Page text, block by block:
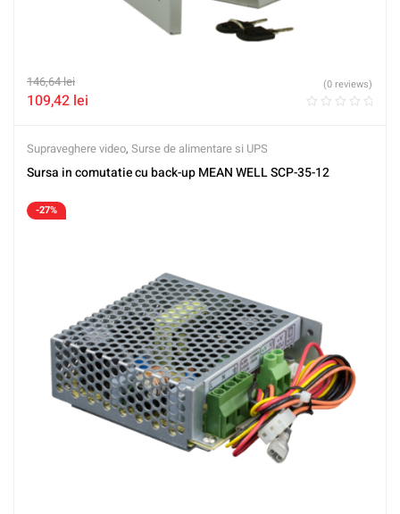
146,64lei
109,42 lei
(0 reviews)
Supraveghere video, Surse de alimentare si UPS
Sursa in comutatie cu back-up MEAN WELL SCP-35-12
-27%